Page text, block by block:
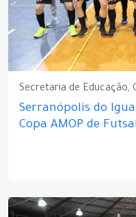
Secretaria de Educação,
Serranópolis do
Copa AMOP de Futsal